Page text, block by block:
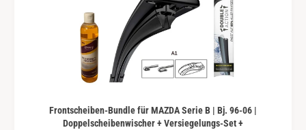
Frontscheiben-Bundle für MAZDA Serie B | Bj. 96-06 |
Doppelscheibenwischer + Versiegelungs-Set +